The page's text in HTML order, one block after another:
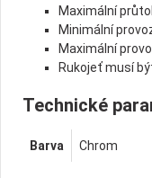
Maximální
Minimální
Maximální
Rukojeť musí
Technické
Barva Chrom